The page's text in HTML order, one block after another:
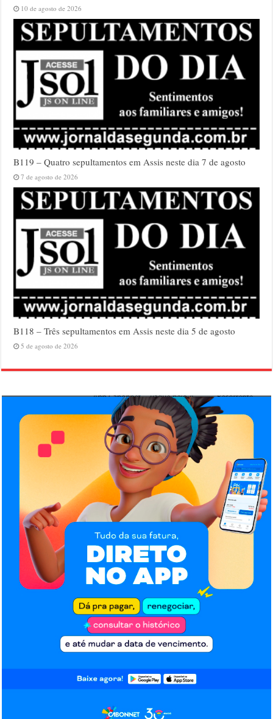
10 de agosto de 2026
B119 – Quatro sepultamentos em Assis neste dia 7 de agosto
7 de agosto de 2026
B118 – Três sepultamentos em Assis neste dia 5 de agosto
5 de agosto de 2026